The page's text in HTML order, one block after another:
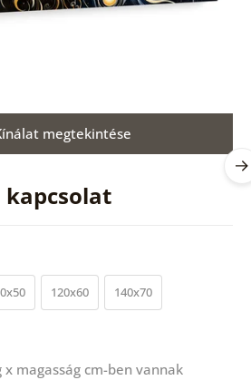
kapcsolat
megtekintése
120x60 140x70
magasság cm-ben vannak